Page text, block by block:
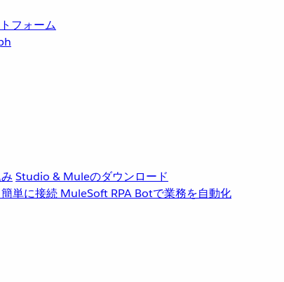
フォーム
Studio & Muleのダウンロード
単に接続 MuleSoft RPA Botで業務を自動化